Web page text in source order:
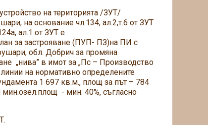
на територията /ЗУТ/
на основание чл.134, ал.2,т.6 от ЗУТ
ал.1 от ЗУТ е
за застрояване (ПУП- ПЗ)на ПИ с
обл. Добрич за промяна
„нива” в имот за „Пс – Производство
линии на нормативно определените
1 697 кв.м., площ за път – 784
мин.озел.площ - мин. 40%, съгласно